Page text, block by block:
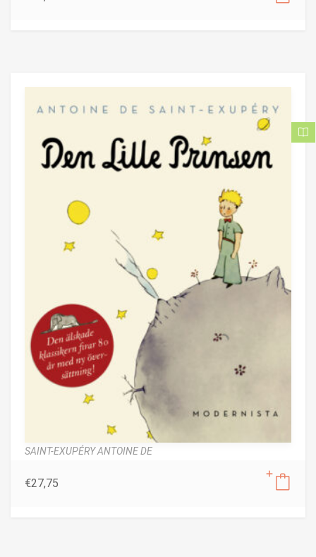
SAINT-EXUPÉRY ANTOINE DE
€27,75